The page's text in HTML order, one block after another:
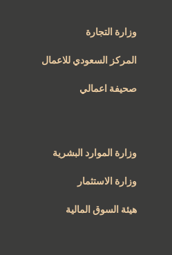
وزارة التجارة
المركز السعودي للاعمال
صحيفة اعمالي
وزارة الموارد البشرية
وزارة الاستثمار
هيئة السوق المالية